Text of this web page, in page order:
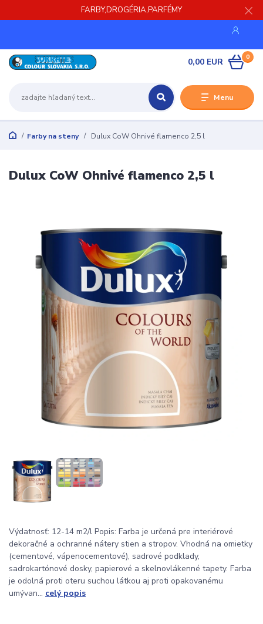
FARBY,DROGÉRIA,PARFÉMY
Menu
0
0,00 EUR
Farby na steny Dulux CoW Ohnivé flamenco 2,5 l
Dulux CoW Ohnivé flamenco 2,5 l
Výdatnosť: 12-14 m2/l Popis: Farba je určená pre interiérové
dekoračné a ochranné nátery stien a stropov. Vhodná na omietky
(cementové, vápenocementové), sadrové podklady,
sadrokartónové dosky, papierové a skelnovlákenné tapety. Farba
je odolná proti oteru suchou látkou aj proti opakovanému
umývan... celý popis